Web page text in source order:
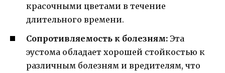
красочными цветами в течение
длительного времени.
Сопротивляемость к болезням: Эта
эустома обладает хорошей стойкостью к
различным болезням и вредителям, что